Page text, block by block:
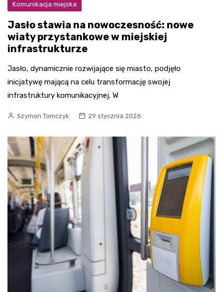
Komunikacja miejska
Jasło stawia na nowoczesność: nowe
wiaty przystankowe w miejskiej
infrastrukturze
Jasło, dynamicznie rozwijające się miasto, podjęło
inicjatywę mającą na celu transformację swojej
infrastruktury komunikacyjnej. W
Szymon Tomczyk 29 stycznia 2026